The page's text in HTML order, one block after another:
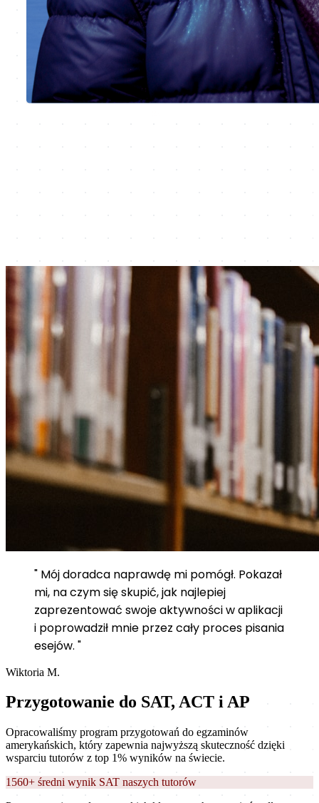
" Mój doradca naprawdę mi pomógł. Pokazał
mi, na czym się skupić, jak najlepiej
zaprezentować swoje aktywności w aplikacji
i poprowadził mnie przez cały proces pisania
esejów. "
Wiktoria M.
Przygotowanie do SAT, ACT i AP
Opracowaliśmy program przygotowań do egzaminów
amerykańskich, który zapewnia najwyższą skuteczność dzięki
wsparciu tutorów z top 1% wyników na świecie.
1560+ średni wynik SAT naszych tutorów